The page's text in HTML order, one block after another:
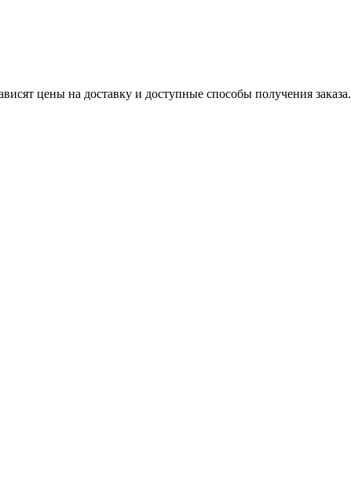
цены на доставку и доступные способы получения заказа.